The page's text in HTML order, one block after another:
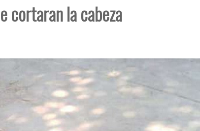
cortaran la cabeza